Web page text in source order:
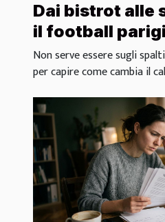
Dai bistrot alle
il football
dagli insider
Non serve essere sugli
per capire come cambia il